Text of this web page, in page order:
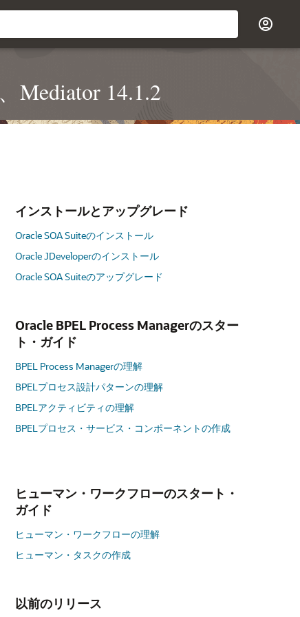
Mediator 14.1.2
インストールとアップグレード
Oracle SOA Suiteのインストール
Oracle JDeveloperのインストール
Oracle SOA Suiteのアップグレード
Oracle BPEL Process Managerのスター
ト・ガイド
BPEL Process Managerの理解
BPELプロセス設計パターンの理解
BPELアクティビティの理解
BPELプロセス・サービス・コンポーネントの作成
ヒューマン・ワークフローのスタート・
ガイド
ヒューマン・ワークフローの理解
ヒューマン・タスクの作成
以前のリリース